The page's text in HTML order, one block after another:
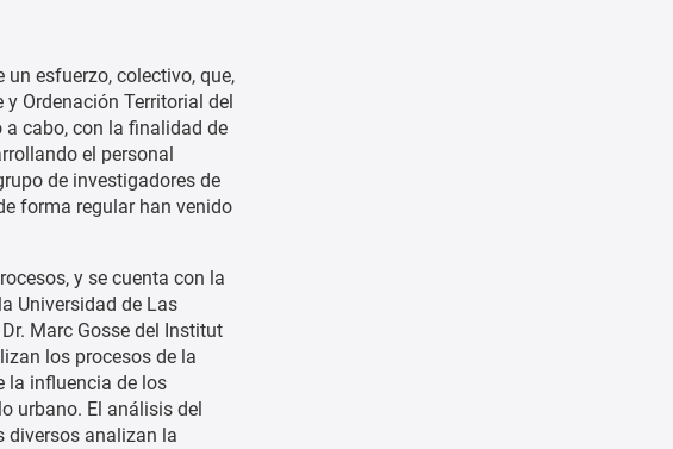
esfuerzo, colectivo, que,
Ordenación Territorial del
a cabo, con la finalidad de
el personal
de investigadores de
forma regular han venido
y se cuenta con la
Universidad de Las
Marc Gosse del Institut
los procesos de la
la influencia de los
urbano. El análisis del
diversos analizan la